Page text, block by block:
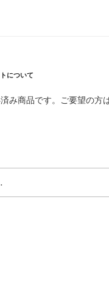
について
み商品です。ご要望の方